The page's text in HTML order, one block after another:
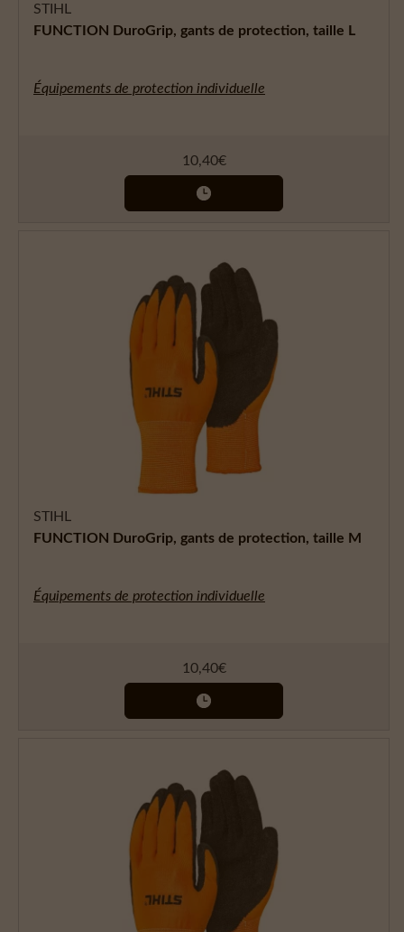
STIHL
FUNCTION DuroGrip, gants de protection, taille L
Équipements de protection individuelle
10,40€
STIHL
FUNCTION DuroGrip, gants de protection, taille M
Équipements de protection individuelle
10,40€